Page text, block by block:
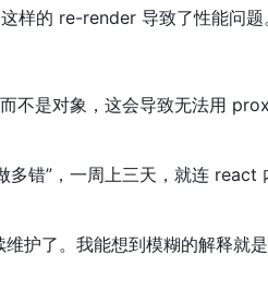
样的 re-render 导致了性能问题
不是对象，这会导致无法用
错”，一周上三天，就连 react
护了。我能想到模糊的解释就